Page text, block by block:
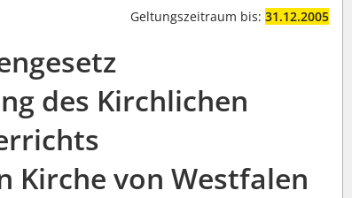
Geltungszeitraum bis: 31.12.2005
des Kirchlichen
Kirche von Westfalen